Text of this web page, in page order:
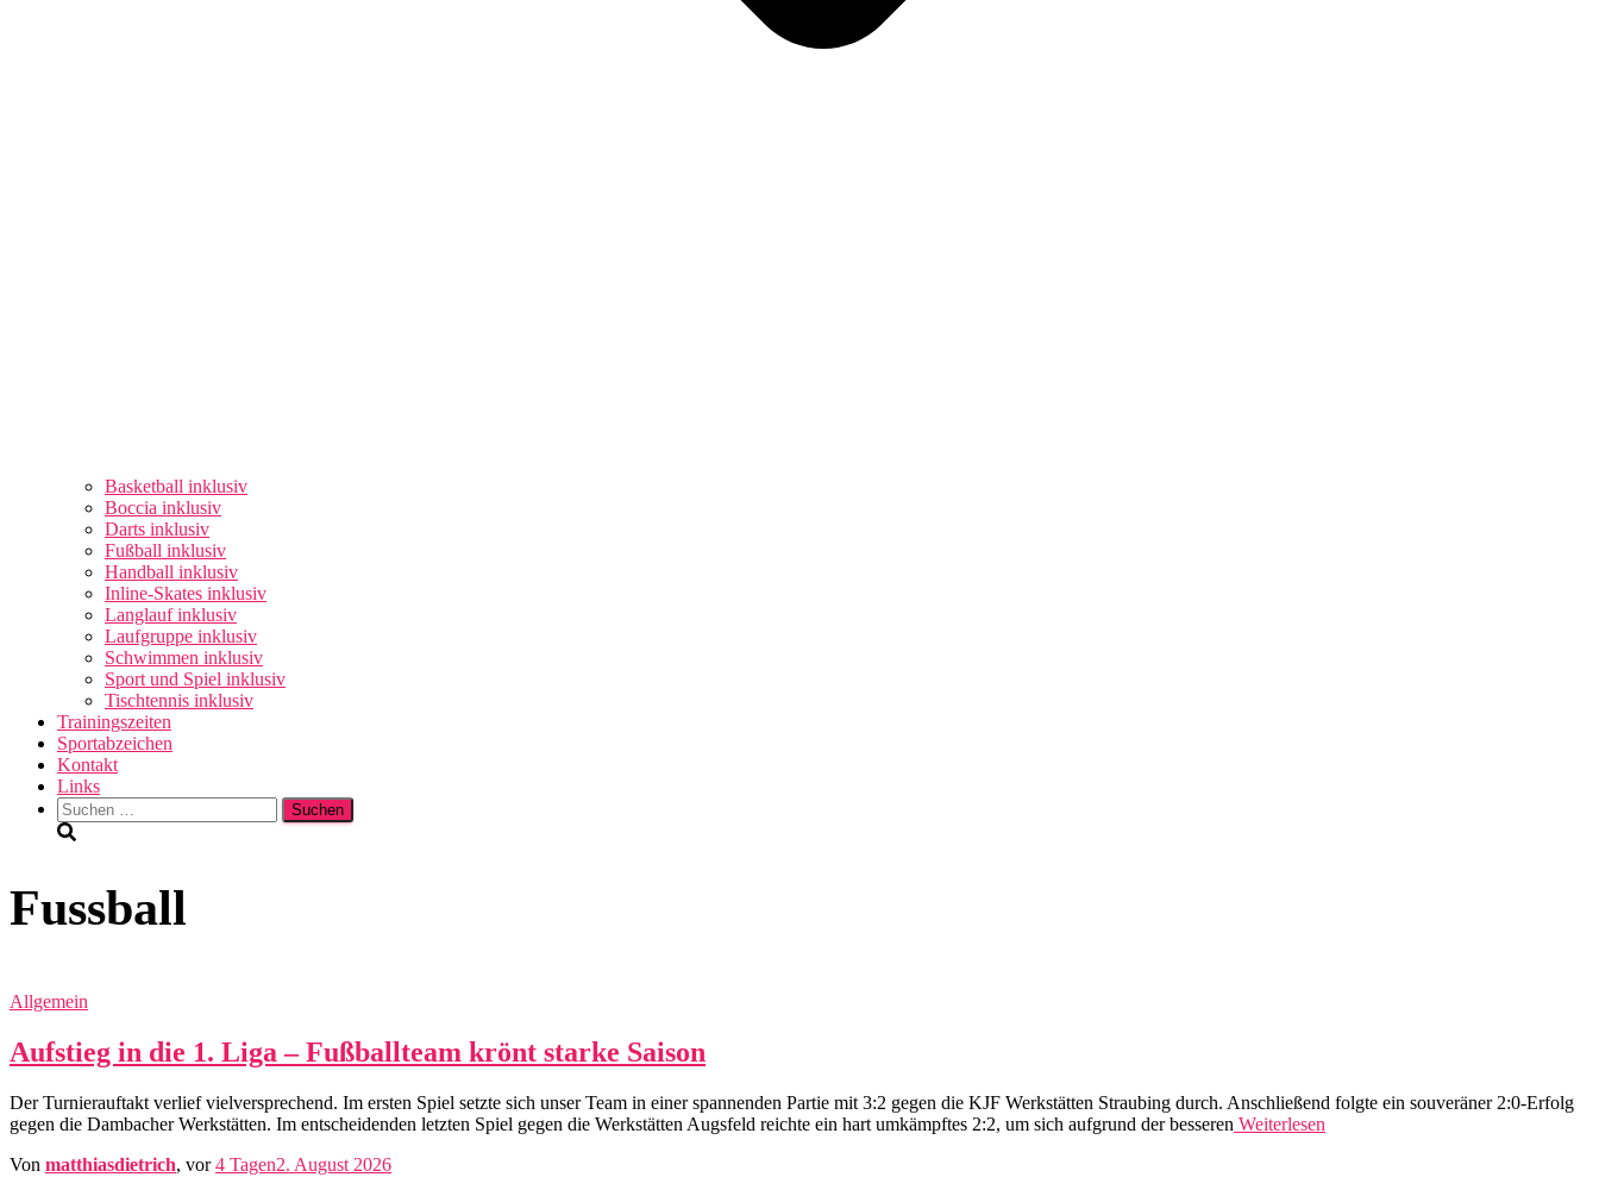
Basketball inklusiv
Boccia inklusiv
Darts inklusiv
Fußball inklusiv
Handball inklusiv
Inline-Skates inklusiv
Langlauf inklusiv
Laufgruppe inklusiv
Schwimmen inklusiv
Sport und Spiel inklusiv
Tischtennis inklusiv
Trainingszeiten
Sportabzeichen
Kontakt
Links
Suchen
nach:
Fussball
Allgemein
Aufstieg in die 1. Liga – Fußballteam krönt starke Saison
Der Turnierauftakt verlief vielversprechend. Im ersten Spiel setzte sich unser Team in einer spannenden Partie mit 3:2 gegen die KJF Werkstätten Straubing durch. Anschließend folgte ein souveräner 2:0-Erfolg
gegen die Dambacher Werkstätten. Im entscheidenden letzten Spiel gegen die Werkstätten Augsfeld reichte ein hart umkämpftes 2:2, um sich aufgrund der besseren Weiterlesen
Von matthiasdietrich, vor4 Tagen2. August 2026